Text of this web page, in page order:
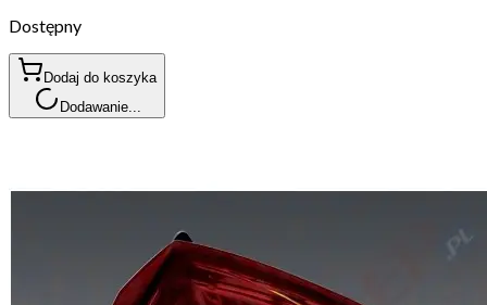
Dostępny
Dodaj do koszyka
Dodawanie...